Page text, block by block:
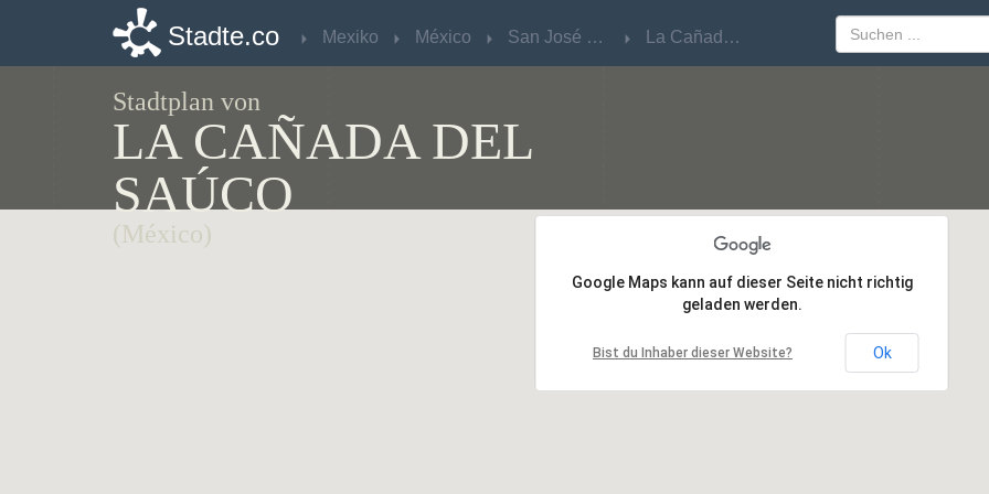
Stadte.co Mexiko México San José del Rincón La Cañada Del Saúco
Stadtplan von
LA CAÑADA DEL
SAÚCO
(México)
Google Maps kann auf dieser Seite nicht richtig
geladen werden.
Bist du Inhaber dieser Website? Ok
Google Maps kann auf dieser Seite nicht richtig
geladen werden.
Bist du Inhaber dieser Website? Ok
Stadte.co Mexiko México San José del Rincón La Cañada Del Saúco